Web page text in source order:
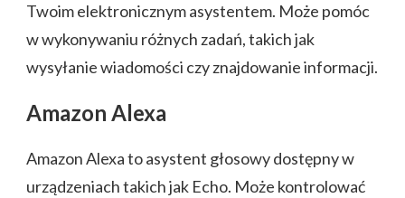
Twoim elektronicznym asystentem. Może pomóc
w wykonywaniu różnych zadań, takich jak
wysyłanie wiadomości czy znajdowanie informacji.
Amazon Alexa
Amazon Alexa to asystent głosowy dostępny w
urządzeniach takich jak Echo. Może kontrolować